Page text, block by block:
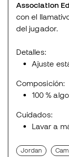
Association
con el
del jugador.
Detalles:
Ajuste
Composición:
100 %
Cuidados:
Lavar a
Jordan